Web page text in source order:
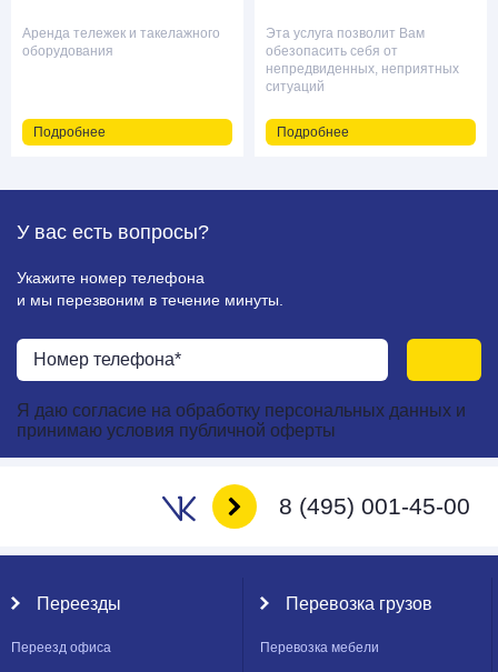
Аренда тележек и такелажного
оборудования
Подробнее
Эта услуга позволит Вам
обезопасить себя от
непредвиденных, неприятных
ситуаций
Подробнее
У вас есть вопросы?
Укажите номер телефона
и мы перезвоним в течение минуты.
Я даю согласие на обработку персональных данных и
принимаю условия публичной оферты
8 (495) 001-45-00
Переезды
Переезд офиса
Перевозка грузов
Перевозка мебели